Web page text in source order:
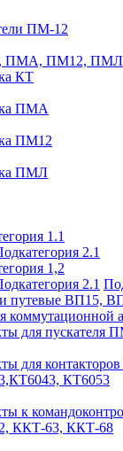
ПМ-12
ПМА, ПМ12, ПМЛ
КТ
ПМА
ПМ12
ПМЛ
1.1
2.1
1,2
2.1
путевые ВП15,
коммутационной
для
для
КТ6053
к
ККТ-63, ККТ-68